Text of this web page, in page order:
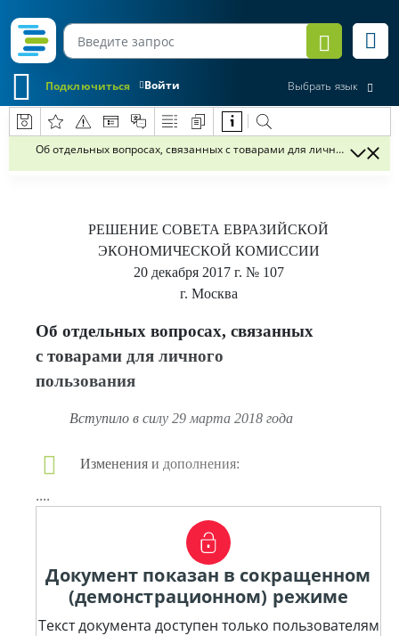
Войти
Подключиться Выбрать язык
Об отдельных вопросах, связанных с товарами для личного
РЕШЕНИЕ СОВЕТА ЕВРАЗИЙСКОЙ
ЭКОНОМИЧЕСКОЙ КОМИССИИ
20 декабря 2017 г. № 107
г. Москва
Об отдельных вопросах, связанных
с товарами для личного
пользования
Вступило в силу 29 марта 2018 года
Изменения и дополнения:
....
Документ показан в сокращенном
(демонстрационном) режиме
Текст документа доступен только пользователям